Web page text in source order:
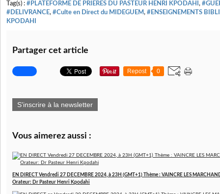
Tag(s) : #PLATEFORME DE PRIERES DU PASTEUR HENRI KPODAHI ,
#DELIVRANCE, #Culte en Direct du MIDEGUEM, #ENSEIGNEMENTS
KPODAHI
Partager cet article
Repost 0
S'inscrire à la newsletter
Vous aimerez aussi :
EN DIRECT Vendredi 27 DECEMBRE 2024, à 23H (GMT+1) Thème : VAINCRE LES
Orateur: Dr Pasteur Henri Kpodahi